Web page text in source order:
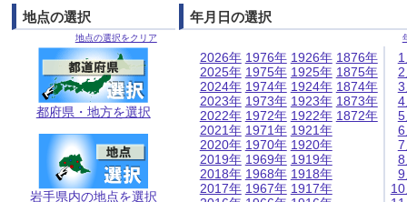
地点の選択
地点の選択をクリア
都府県・地方を選択
岩手県内の地点を選択
年月日の選択
2026年
2025年
2024年
2023年
2022年
2021年
2020年
2019年
2018年
2017年
1976年
1975年
1974年
1973年
1972年
1971年
1970年
1969年
1968年
1967年
1926年
1925年
1924年
1923年
1922年
1921年
1920年
1919年
1918年
1917年
1876年
1875年
1874年
1873年
1872年